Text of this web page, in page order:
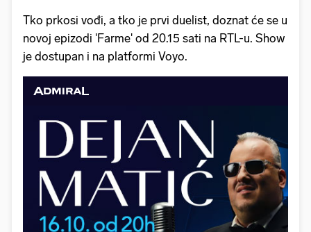
Tko prkosi vođi, a tko je prvi duelist, doznat će se u
novoj epizodi 'Farme' od 20.15 sati na RTL-u. Show
je dostupan i na platformi Voyo.